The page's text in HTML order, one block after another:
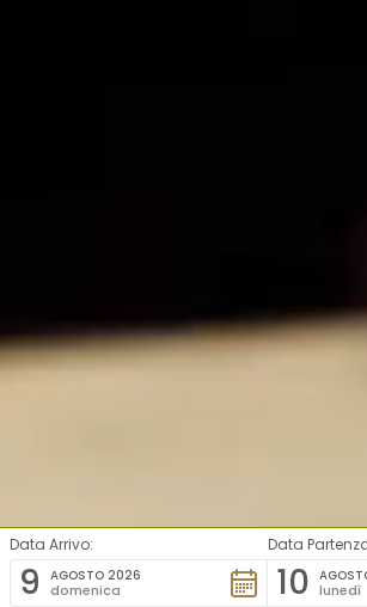
Data Arrivo:
9 AGOSTO 2026
domenica
Data
10 lunedì